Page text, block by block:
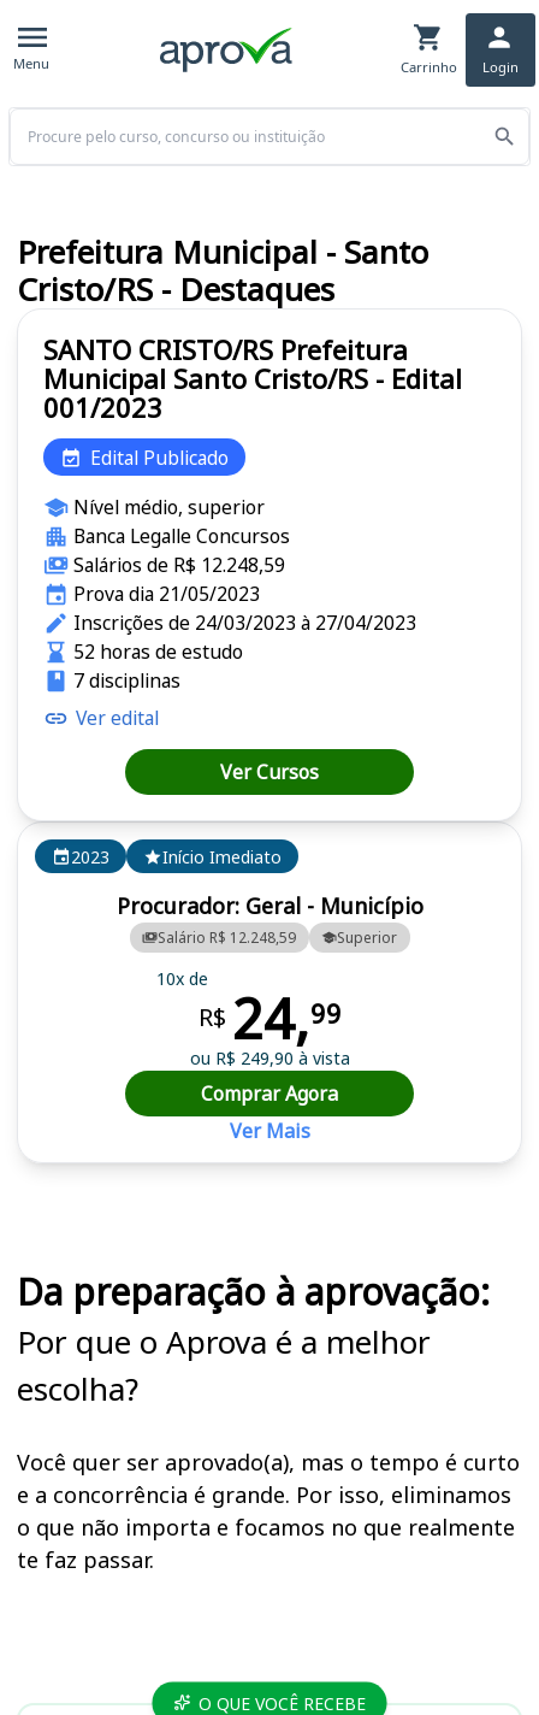
Menu Carrinho Login
Buscar
2023 Início Imediato
Procurador: Geral - Município
Salário R$ 12.248,59 Superior
10x de
R$ 24,99
ou R$ 249,90 à vista
Comprar Agora
Ver Mais
SANTO CRISTO/RS Prefeitura
Municipal Santo Cristo/RS - Edital
001/2023
Edital Publicado
Nível médio, superior
Banca Legalle Concursos
Salários de R$ 12.248,59
Prova dia 21/05/2023
Inscrições de 24/03/2023 à 27/04/2023
52 horas de estudo
7 disciplinas
Ver edital
Ver Cursos
Prefeitura Municipal - Santo
Cristo/RS - Destaques
Da preparação à aprovação:
Por que o Aprova é a melhor
escolha?
Você quer ser aprovado(a), mas o tempo é curto
e a concorrência é grande. Por isso, eliminamos
o que não importa e focamos no que realmente
te faz passar.
Cursos O QUE VOCÊ RECEBE